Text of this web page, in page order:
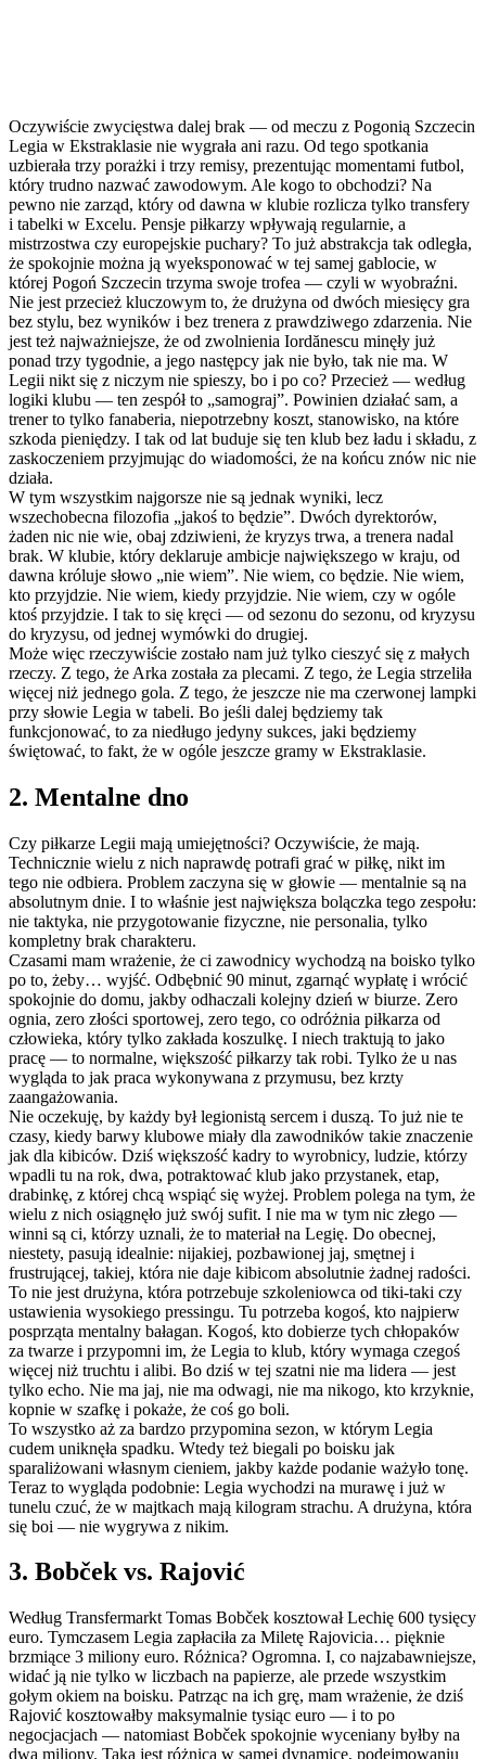
Oczywiście zwycięstwa dalej brak — od meczu z Pogonią Szczecin
Legia w Ekstraklasie nie wygrała ani razu. Od tego spotkania
uzbierała trzy porażki i trzy remisy, prezentując momentami futbol,
który trudno nazwać zawodowym. Ale kogo to obchodzi? Na
pewno nie zarząd, który od dawna w klubie rozlicza tylko transfery
i tabelki w Excelu. Pensje piłkarzy wpływają regularnie, a
mistrzostwa czy europejskie puchary? To już abstrakcja tak odległa,
że spokojnie można ją wyeksponować w tej samej gablocie, w
której Pogoń Szczecin trzyma swoje trofea — czyli w wyobraźni.
Nie jest przecież kluczowym to, że drużyna od dwóch miesięcy gra
bez stylu, bez wyników i bez trenera z prawdziwego zdarzenia. Nie
jest też najważniejsze, że od zwolnienia Iordănescu minęły już
ponad trzy tygodnie, a jego następcy jak nie było, tak nie ma. W
Legii nikt się z niczym nie spieszy, bo i po co? Przecież — według
logiki klubu — ten zespół to „samograj”. Powinien działać sam, a
trener to tylko fanaberia, niepotrzebny koszt, stanowisko, na które
szkoda pieniędzy. I tak od lat buduje się ten klub bez ładu i składu, z
zaskoczeniem przyjmując do wiadomości, że na końcu znów nic nie
działa.
W tym wszystkim najgorsze nie są jednak wyniki, lecz
wszechobecna filozofia „jakoś to będzie”. Dwóch dyrektorów,
żaden nic nie wie, obaj zdziwieni, że kryzys trwa, a trenera nadal
brak. W klubie, który deklaruje ambicje największego w kraju, od
dawna króluje słowo „nie wiem”. Nie wiem, co będzie. Nie wiem,
kto przyjdzie. Nie wiem, kiedy przyjdzie. Nie wiem, czy w ogóle
ktoś przyjdzie. I tak to się kręci — od sezonu do sezonu, od kryzysu
do kryzysu, od jednej wymówki do drugiej.
Może więc rzeczywiście zostało nam już tylko cieszyć się z małych
rzeczy. Z tego, że Arka została za plecami. Z tego, że Legia strzeliła
więcej niż jednego gola. Z tego, że jeszcze nie ma czerwonej lampki
przy słowie Legia w tabeli. Bo jeśli dalej będziemy tak
funkcjonować, to za niedługo jedyny sukces, jaki będziemy
świętować, to fakt, że w ogóle jeszcze gramy w Ekstraklasie.
2. Mentalne dno
Czy piłkarze Legii mają umiejętności? Oczywiście, że mają.
Technicznie wielu z nich naprawdę potrafi grać w piłkę, nikt im
tego nie odbiera. Problem zaczyna się w głowie — mentalnie są na
absolutnym dnie. I to właśnie jest największa bolączka tego zespołu:
nie taktyka, nie przygotowanie fizyczne, nie personalia, tylko
kompletny brak charakteru.
Czasami mam wrażenie, że ci zawodnicy wychodzą na boisko tylko
po to, żeby… wyjść. Odbębnić 90 minut, zgarnąć wypłatę i wrócić
spokojnie do domu, jakby odhaczali kolejny dzień w biurze. Zero
ognia, zero złości sportowej, zero tego, co odróżnia piłkarza od
człowieka, który tylko zakłada koszulkę. I niech traktują to jako
pracę — to normalne, większość piłkarzy tak robi. Tylko że u nas
wygląda to jak praca wykonywana z przymusu, bez krzty
zaangażowania.
Nie oczekuję, by każdy był legionistą sercem i duszą. To już nie te
czasy, kiedy barwy klubowe miały dla zawodników takie znaczenie
jak dla kibiców. Dziś większość kadry to wyrobnicy, ludzie, którzy
wpadli tu na rok, dwa, potraktować klub jako przystanek, etap,
drabinkę, z której chcą wspiąć się wyżej. Problem polega na tym, że
wielu z nich osiągnęło już swój sufit. I nie ma w tym nic złego —
winni są ci, którzy uznali, że to materiał na Legię. Do obecnej,
niestety, pasują idealnie: nijakiej, pozbawionej jaj, smętnej i
frustrującej, takiej, która nie daje kibicom absolutnie żadnej radości.
To nie jest drużyna, która potrzebuje szkoleniowca od tiki-taki czy
ustawienia wysokiego pressingu. Tu potrzeba kogoś, kto najpierw
posprząta mentalny bałagan. Kogoś, kto dobierze tych chłopaków
za twarze i przypomni im, że Legia to klub, który wymaga czegoś
więcej niż truchtu i alibi. Bo dziś w tej szatni nie ma lidera — jest
tylko echo. Nie ma jaj, nie ma odwagi, nie ma nikogo, kto krzyknie,
kopnie w szafkę i pokaże, że coś go boli.
To wszystko aż za bardzo przypomina sezon, w którym Legia
cudem uniknęła spadku. Wtedy też biegali po boisku jak
sparaliżowani własnym cieniem, jakby każde podanie ważyło tonę.
Teraz to wygląda podobnie: Legia wychodzi na murawę i już w
tunelu czuć, że w majtkach mają kilogram strachu. A drużyna, która
się boi — nie wygrywa z nikim.
3. Bobček vs. Rajović
Według Transfermarkt Tomas Bobček kosztował Lechię 600 tysięcy
euro. Tymczasem Legia zapłaciła za Miletę Rajovicia… pięknie
brzmiące 3 miliony euro. Różnica? Ogromna. I, co najzabawniejsze,
widać ją nie tylko w liczbach na papierze, ale przede wszystkim
gołym okiem na boisku. Patrząc na ich grę, mam wrażenie, że dziś
Rajović kosztowałby maksymalnie tysiąc euro — i to po
negocjacjach — natomiast Bobček spokojnie wyceniany byłby na
dwa miliony. Taka jest różnica w samej dynamice, podejmowaniu